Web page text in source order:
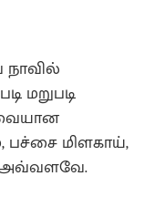
மறுபடி
பச்சை மிளகாய்,
அவ்வளவே.